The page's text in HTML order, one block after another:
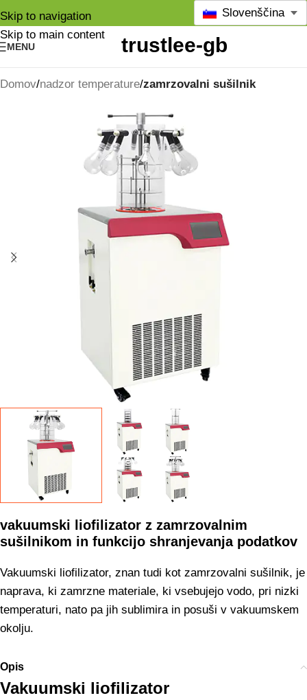
Skip to navigation
Skip to main content
MENU
Slovenščina
Domov nadzor temperature zamrzovalni sušilnik
vakuumski liofilizator z zamrzovalnim
sušilnikom in funkcijo shranjevanja podatkov
Vakuumski liofilizator, znan tudi kot zamrzovalni sušilnik, je
naprava, ki zamrzne materiale, ki vsebujejo vodo, pri nizki
temperaturi, nato pa jih sublimira in posuši v vakuumskem
okolju.
Opis
Vakuumski liofilizator